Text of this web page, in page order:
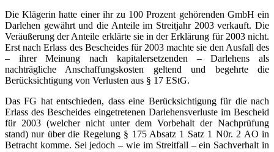
Die Klägerin hatte einer ihr zu 100 Prozent gehörenden GmbH ein
Darlehen gewährt und die Anteile im Streitjahr 2003 verkauft. Die
Veräußerung der Anteile erklärte sie in der Erklärung für 2003 nicht.
Erst nach Erlass des Bescheides für 2003 machte sie den Ausfall des
– ihrer Meinung nach kapitalersetzenden – Darlehens als
nachträgliche Anschaffungskosten geltend und begehrte die
Berücksichtigung von Verlusten aus § 17 EStG.
Das FG hat entschieden, dass eine Berücksichtigung für die nach
Erlass des Bescheides eingetretenen Darlehensverluste im Bescheid
für 2003 (welcher nicht unter dem Vorbehalt der Nachprüfung
stand) nur über die Regelung § 175 Absatz 1 Satz 1 N0r. 2 AO in
Betracht komme. Sei jedoch – wie im Streitfall – ein Sachverhalt in